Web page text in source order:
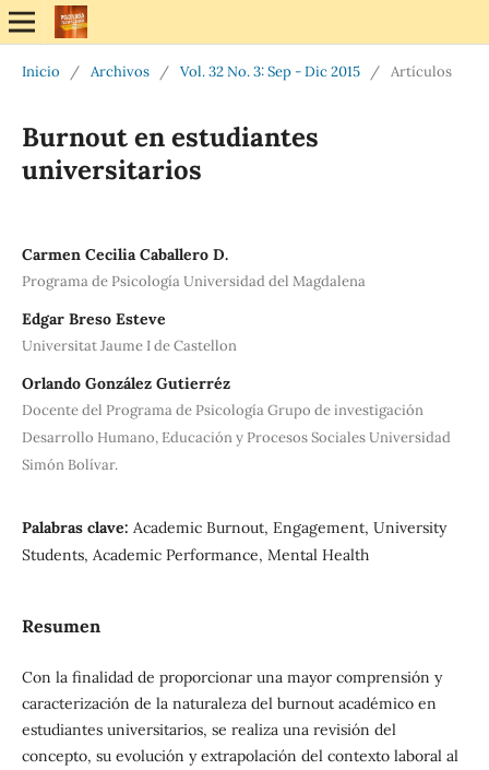
Inicio / Archivos / Vol. 32 No. 3: Sep - Dic 2015 / Artículos
Burnout en estudiantes
universitarios
Carmen Cecilia Caballero D.
Programa de Psicología Universidad del Magdalena
Edgar Breso Esteve
Universitat Jaume I de Castellon
Orlando González Gutierréz
Docente del Programa de Psicología Grupo de investigación
Desarrollo Humano, Educación y Procesos Sociales Universidad
Simón Bolívar.
Palabras clave: Academic Burnout, Engagement, University
Students, Academic Performance, Mental Health
Resumen
Con la finalidad de proporcionar una mayor comprensión y
caracterización de la naturaleza del burnout académico en
estudiantes universitarios, se realiza una revisión del
concepto, su evolución y extrapolación del contexto laboral al